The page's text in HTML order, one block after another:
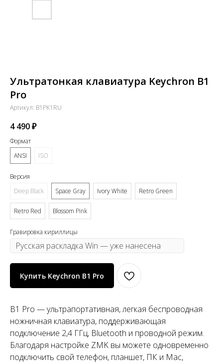
Ультратонкая клавиатура Keychron B1
Pro
Артикул: B1PK1RU
4 490₽
Формат
ANSI
ISO
Версия
Deep Black
Space Gray Ivory White Retro Green
Retro Red Blossom Pink
Грaвировка кириллицы
Купить Keychron B1 Pro
B1 Pro — ультрапортативная, легкая беспроводная
ножничная клавиатура, поддерживающая
подключение 2,4 ГГц, Bluetooth и проводной режим.
Благодаря настройке ZMK вы можете одновременно
подключить свой телефон, планшет, ПК и Mac,